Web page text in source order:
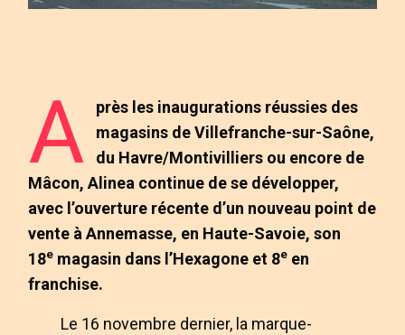
A
près les inaugurations réussies des
magasins de Villefranche-sur-Saône,
du Havre/Montivilliers ou encore de
Mâcon, Alinea continue de se développer,
avec l’ouverture récente d’un nouveau point de
vente à Annemasse, en Haute-Savoie, son
18e magasin dans l’Hexagone et 8e en
franchise.
Le 16 novembre dernier, la marque-